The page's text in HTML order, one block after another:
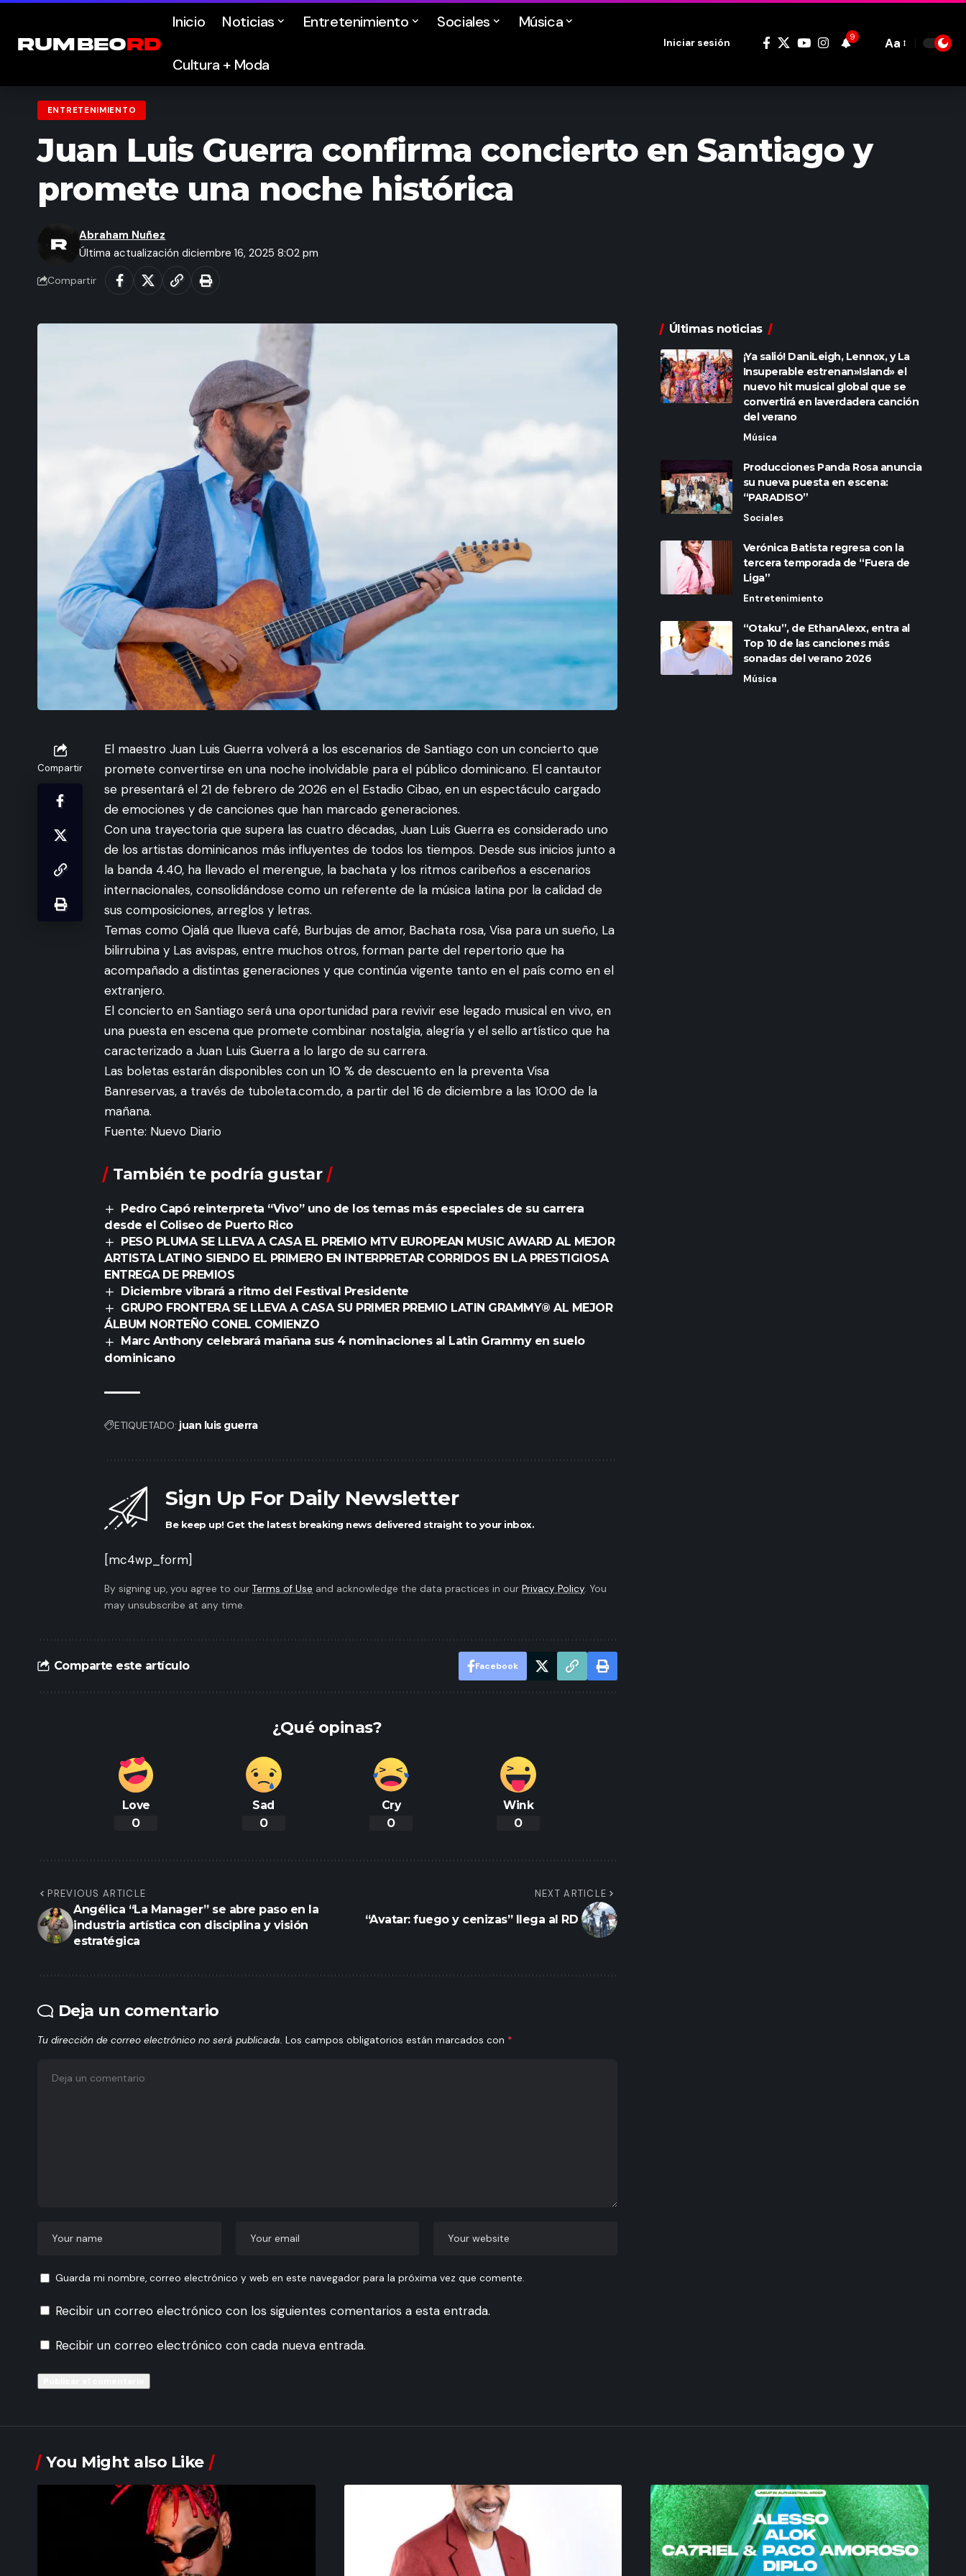
Inicio Noticias Entretenimiento Sociales Música
Cultura + Moda
Iniciar sesión 9
Font
Aa
ENTRETENIMIENTO
Juan Luis Guerra confirma concierto en Santiago y
promete una noche histórica
Última actualización diciembre 16, 2025 8:02 pm
Abraham Nuñez
Compartir
Compartir
El maestro Juan Luis Guerra volverá a los escenarios de Santiago con un concierto que
promete convertirse en una noche inolvidable para el público dominicano. El cantautor
se presentará el 21 de febrero de 2026 en el Estadio Cibao, en un espectáculo cargado
de emociones y de canciones que han marcado generaciones.
Con una trayectoria que supera las cuatro décadas, Juan Luis Guerra es considerado uno
de los artistas dominicanos más influyentes de todos los tiempos. Desde sus inicios junto a
la banda 4.40, ha llevado el merengue, la bachata y los ritmos caribeños a escenarios
internacionales, consolidándose como un referente de la música latina por la calidad de
sus composiciones, arreglos y letras.
Temas como Ojalá que llueva café, Burbujas de amor, Bachata rosa, Visa para un sueño, La
bilirrubina y Las avispas, entre muchos otros, forman parte del repertorio que ha
acompañado a distintas generaciones y que continúa vigente tanto en el país como en el
extranjero.
El concierto en Santiago será una oportunidad para revivir ese legado musical en vivo, en
una puesta en escena que promete combinar nostalgia, alegría y el sello artístico que ha
caracterizado a Juan Luis Guerra a lo largo de su carrera.
Las boletas estarán disponibles con un 10 % de descuento en la preventa Visa
Banreservas, a través de tuboleta.com.do, a partir del 16 de diciembre a las 10:00 de la
mañana.
Fuente: Nuevo Diario
También te podría gustar
Pedro Capó reinterpreta “Vivo” uno de los temas más especiales de su carrera
desde el Coliseo de Puerto Rico
PESO PLUMA SE LLEVA A CASA EL PREMIO MTV EUROPEAN MUSIC AWARD AL MEJOR
ARTISTA LATINO SIENDO EL PRIMERO EN INTERPRETAR CORRIDOS EN LA PRESTIGIOSA
ENTREGA DE PREMIOS
Diciembre vibrará a ritmo del Festival Presidente
GRUPO FRONTERA SE LLEVA A CASA SU PRIMER PREMIO LATIN GRAMMY® AL MEJOR
ÁLBUM NORTEÑO CONEL COMIENZO
Marc Anthony celebrará mañana sus 4 nominaciones al Latin Grammy en suelo
dominicano
ETIQUETADO: juan luis guerra
Sign Up For Daily Newsletter
Be keep up! Get the latest breaking news delivered straight to your inbox.
[mc4wp_form]
By signing up, you agree to our Terms of Use and acknowledge the data practices in our Privacy Policy. You
may unsubscribe at any time.
Comparte este artículo Facebook
¿Qué opinas?
Love
0
Sad
0
Cry
0
Wink
0
PREVIOUS ARTICLE
Angélica “La Manager” se abre paso en la
industria artística con disciplina y visión
estratégica
NEXT ARTICLE
“Avatar: fuego y cenizas” llega al RD
Deja un comentario
Tu dirección de correo electrónico no será publicada. Los campos obligatorios están marcados con *
Guarda mi nombre, correo electrónico y web en este navegador para la próxima vez que comente.
Recibir un correo electrónico con los siguientes comentarios a esta entrada.
Recibir un correo electrónico con cada nueva entrada.
Últimas noticias
¡Ya salió! DaniLeigh, Lennox, y La
Insuperable estrenan»Island» el
nuevo hit musical global que se
convertirá en laverdadera canción
del verano
Música
Producciones Panda Rosa anuncia
su nueva puesta en escena:
“PARADISO”
Sociales
Verónica Batista regresa con la
tercera temporada de “Fuera de
Liga”
Entretenimiento
“Otaku”, de EthanAlexx, entra al
Top 10 de las canciones más
sonadas del verano 2026
Música
You Might also Like